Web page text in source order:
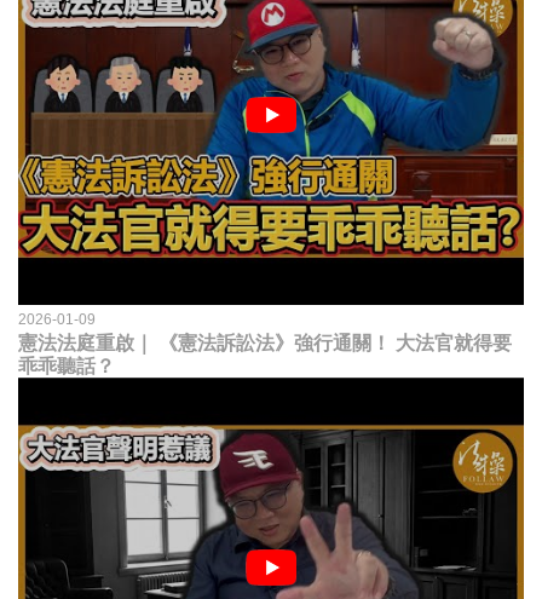
2026-01-09
憲法法庭重啟｜ 《憲法訴訟法》強行通關！ 大法官就得要
乖乖聽話？